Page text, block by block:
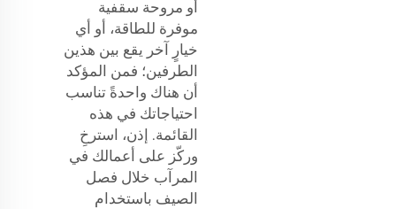
أو مروحة سقفية
موفرة للطاقة، أو أي
خيارٍ آخر يقع بين هذين
الطرفين؛ فمن المؤكد
أن هناك واحدةً تناسب
احتياجاتك في هذه
القائمة. إذن، استرخِ
وركّز على أعمالك في
المرآب خلال فصل
الصيف باستخدام